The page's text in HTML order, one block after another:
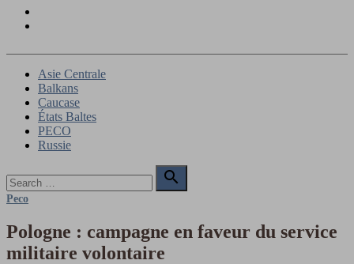
Asie Centrale
Balkans
Caucase
États Baltes
PECO
Russie
for:

Search
Peco
Pologne : campagne en faveur du service
militaire volontaire